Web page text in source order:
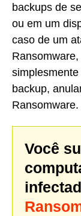
backups de
ou em um
caso de um
backup,
Ransomware.
Você